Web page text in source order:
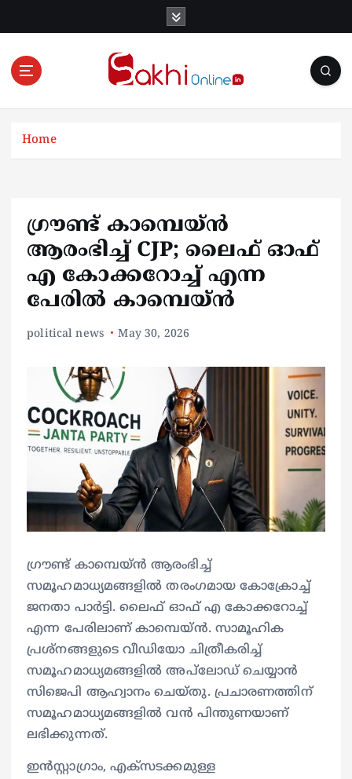
Online News Portal
Home
ഗ്രൗണ്ട് കാമ്പെയ്‌ൻ
ആരംഭിച്ച് CJP; ലൈഫ് ഓഫ്
എ കോക്കറോച്ച് എന്ന
പേരിൽ കാമ്പെയ്‌ൻ
political news May 30, 2026
ഗ്രൗണ്ട് കാമ്പെയ്‌ൻ ആരംഭിച്ച്
സമൂഹമാധ്യമങ്ങളിൽ തരംഗമായ കോക്രോച്ച്
ജനതാ പാർട്ടി. ലൈഫ് ഓഫ് എ കോക്കറോച്ച്
എന്ന പേരിലാണ് കാമ്പെയ്‌ൻ. സാമൂഹിക
പ്രശ്നങ്ങളുടെ വീഡിയോ ചിത്രീകരിച്ച്
സമൂഹമാധ്യമങ്ങളിൽ അപ്‌ലോഡ് ചെയ്യാൻ
സിജെപി ആഹ്വാനം ചെയ്തു. പ്രചാരണത്തിന്
സമൂഹമാധ്യമങ്ങളിൽ വൻ പിന്തുണയാണ്
ലഭിക്കുന്നത്.
ഇൻസ്റ്റാഗ്രാം, എക്സടക്കമുള്ള